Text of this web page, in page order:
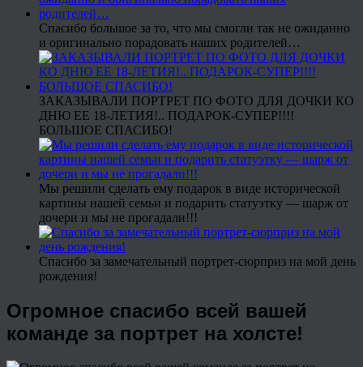
Спасибо большое за то, что мы смогли так не ожиданно
и оригинально порадовать наших родителей…
ЗАКАЗЫВАЛИ ПОРТРЕТ ПО ФОТО ДЛЯ ДОЧКИ КО
ДНЮ ЕЕ 18-ЛЕТИЯ!.. ПОДАРОК-СУПЕР!!!!
БОЛЬШОЕ СПАСИБО!
Мы решили сделать ему подарок в виде исторической
картины нашей семьи и подарить статуэтку — шарж от
дочери и мы не прогадали!!!
Спасибо за замечательный портрет-сюрприз на мой день
рождения!
Огромное спасибо всей вашей
команде за портрет на холсте!